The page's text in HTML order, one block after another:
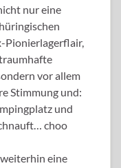
nur eine
Pionierlagerflair,
vor allem
Stimmung und:
und
choo
weiterhin eine